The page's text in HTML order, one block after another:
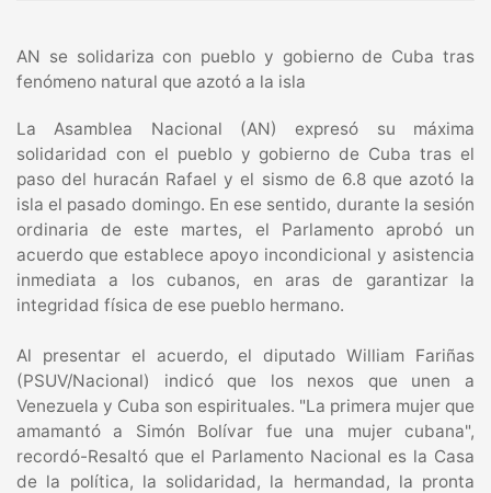
AN se solidariza con pueblo y gobierno de Cuba tras
fenómeno natural que azotó a la isla
La Asamblea Nacional (AN) expresó su máxima
solidaridad con el pueblo y gobierno de Cuba tras el
paso del huracán Rafael y el sismo de 6.8 que azotó la
isla el pasado domingo. En ese sentido, durante la sesión
ordinaria de este martes, el Parlamento aprobó un
acuerdo que establece apoyo incondicional y asistencia
inmediata a los cubanos, en aras de garantizar la
integridad física de ese pueblo hermano.
Al presentar el acuerdo, el diputado William Fariñas
(PSUV/Nacional) indicó que los nexos que unen a
Venezuela y Cuba son espirituales. "La primera mujer que
amamantó a Simón Bolívar fue una mujer cubana",
recordó-Resaltó que el Parlamento Nacional es la Casa
de la política, la solidaridad, la hermandad, la pronta